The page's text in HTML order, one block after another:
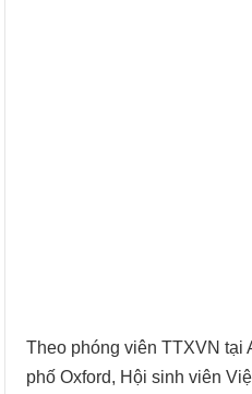
Theo phóng viên TTXVN tại
phố Oxford, Hội sinh viên